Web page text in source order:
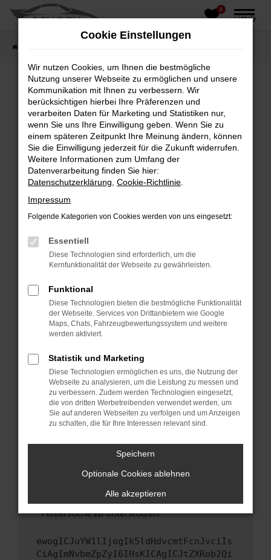
Zum
0
MENÜ
Fehler: Network Error
Beim Laden ist ein Fehler aufgetreten.
Hier sind ein paar Tipps, die dir helfen können:
Überprüfe deine Firewall und deine
Internetverbindung.
Laden andere Webseiten, zum Beispiel deine
Suchmaschine?
Prüfe deine Browsererweiterungen.
können das Laden bestimmter Seiten
verhindern. Funktioniert die Seite in einem
Fenster?
Starte dein Gerät neu.
Das kann manchmal helfen, vorübergehende
Probleme zu beheben.
Betriebssystem auf dem neuesten Stand
sind.
Veraltete Software birgt nicht nur ein
Sicherheitsrisiko, sondern kann auch dazu
führen, dass bestimmte Funktionen nicht mehr
unterstützt werden.
Wende dich an den Webseitenbetreiber.
Wenn du alle oben genannten Schritte versucht
hast, kontaktiere uns bitte. Wir werden
uns diesen Text schicken, um uns bei der
Fehlersuche zu unterstützen:
ewogICJuYW1lIjogIk5ldHdvcmtFcnJvciIs
CiAgImNvbmZpZyI6IHsKICAgICJtZXRob2Qi
Cookie Einstellungen
Wir nutzen Cookies, um Ihnen die bestmögliche
Nutzung unserer Webseite zu ermöglichen und unsere
Kommunikation mit Ihnen zu verbessern. Wir
berücksichtigen hierbei Ihre Präferenzen und
verarbeiten Daten für Marketing und Statistiken nur,
wenn Sie uns Ihre Einwilligung geben. Wenn Sie zu
einem späteren Zeitpunkt Ihre Meinung ändern, können
Sie die Einwilligung jederzeit für die Zukunft widerrufen.
Weitere Informationen zum Umfang der
Datenverarbeitung finden Sie hier:
Datenschutzerklärung Cookie-Richtlinie
Impressum
Folgende Kategorien von Cookies werden von uns eingesetzt:
Essentiell
Diese Technologien sind erforderlich, um die
Kernfunktionalität der Webseite zu gewährleisten.
Funktional
Diese Technologien bieten die bestmögliche Funktionalität
der Webseite. Services von Drittanbietern wie Google
Maps, Chats, Fahrzeugbewertungssystem und weitere
werden aktiviert.
Statistik und Marketing
Diese Technologien ermöglichen es uns, die Nutzung der
Webseite zu analysieren, um die Leistung zu messen und
zu verbessern. Zudem werden Technologien eingesetzt,
die von dritten Werbetreibenden verwendet werden, um
Sie auf anderen Webseiten zu verfolgen und um Anzeigen
zu schalten, die für Ihre Interessen relevant sind.
Speichern
Optionale Cookies ablehnen
Alle akzeptieren